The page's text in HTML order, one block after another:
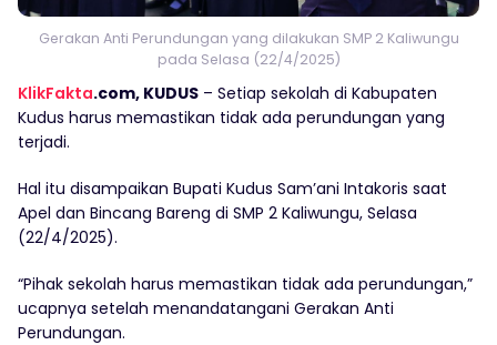
Gerakan Anti Perundungan yang dilakukan SMP 2 Kaliwungu
pada Selasa (22/4/2025)
KlikFakta.com, KUDUS – Setiap sekolah di Kabupaten
Kudus harus memastikan tidak ada perundungan yang
terjadi.
Hal itu disampaikan Bupati Kudus Sam’ani Intakoris saat
Apel dan Bincang Bareng di SMP 2 Kaliwungu, Selasa
(22/4/2025).
“Pihak sekolah harus memastikan tidak ada perundungan,”
ucapnya setelah menandatangani Gerakan Anti
Perundungan.